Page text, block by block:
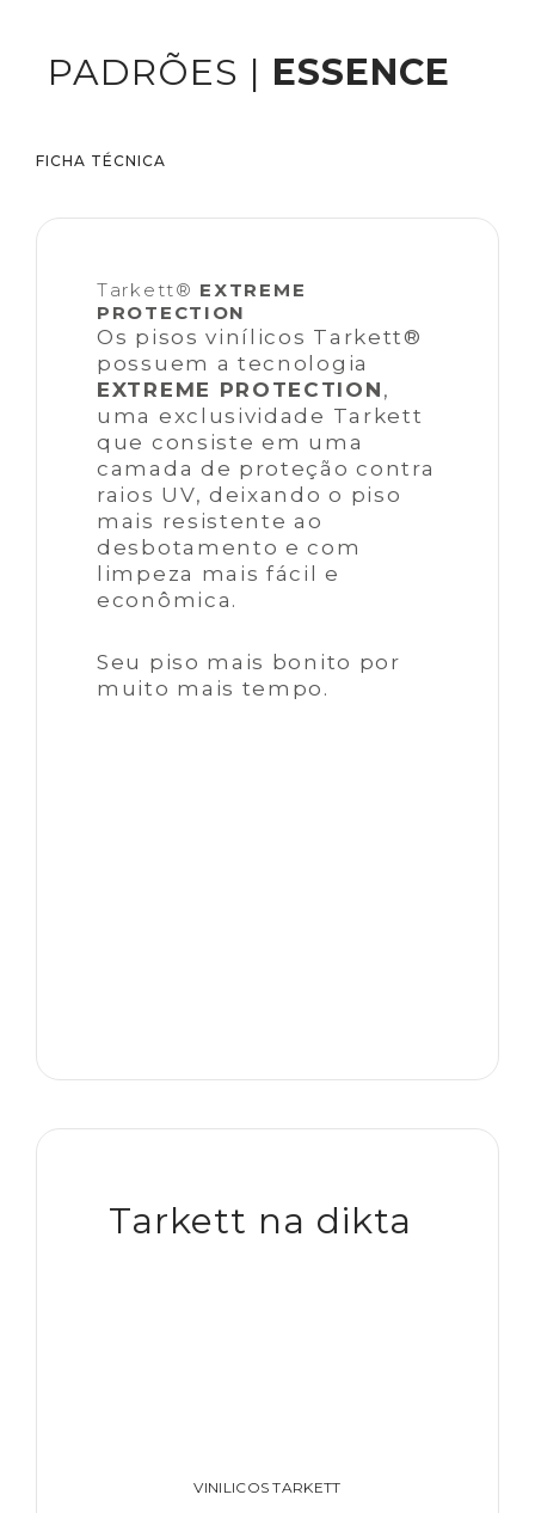
PADRÕES | ESSENCE
FICHA TÉCNICA
Tarkett® EXTREME
PROTECTION
Os pisos vinílicos Tarkett®
possuem a tecnologia
EXTREME PROTECTION ,
uma exclusividade Tarkett
que consiste em uma
camada de proteção contra
raios UV, deixando o piso
mais resistente ao
desbotamento e com
limpeza mais fácil e
econômica.
Seu piso mais bonito por
muito mais tempo.
Tarkett na dikta
VINILICOS TARKETT